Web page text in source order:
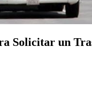
Solicitar un